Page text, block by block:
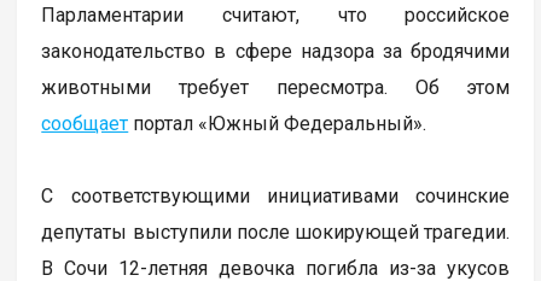
Парламентарии считают, что российское
законодательство в сфере надзора за бродячими
животными требует пересмотра. Об этом
сообщает портал «Южный Федеральный».
С соответствующими инициативами сочинские
депутаты выступили после шокирующей трагедии.
В Сочи 12-летняя девочка погибла из-за укусов